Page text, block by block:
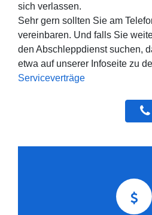
sich verlassen.
Sehr gern sollten Sie am
vereinbaren. Und falls Sie
den Abschleppdienst suchen,
etwa auf unserer Infoseite zu
Serviceverträge